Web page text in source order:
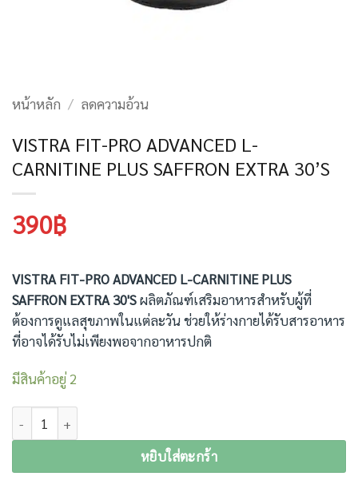
หน้าหลัก / ลดความอ้วน
VISTRA FIT-PRO ADVANCED L-
CARNITINE PLUS SAFFRON EXTRA 30’S
390฿
VISTRA FIT-PRO ADVANCED L-CARNITINE PLUS
SAFFRON EXTRA 30'Sผลิตภัณฑ์เสริมอาหารสำหรับผู้ที่
ต้องการดูแลสุขภาพในแต่ละวัน ช่วยให้ร่างกายได้รับสารอาหาร
ที่อาจได้รับไม่เพียงพอจากอาหารปกติ
มีสินค้าอยู่ 2
จำนวน VISTRA FIT-PRO ADVANCED L-CARNITINE PLUS
หยิบใส่ตะกร้า